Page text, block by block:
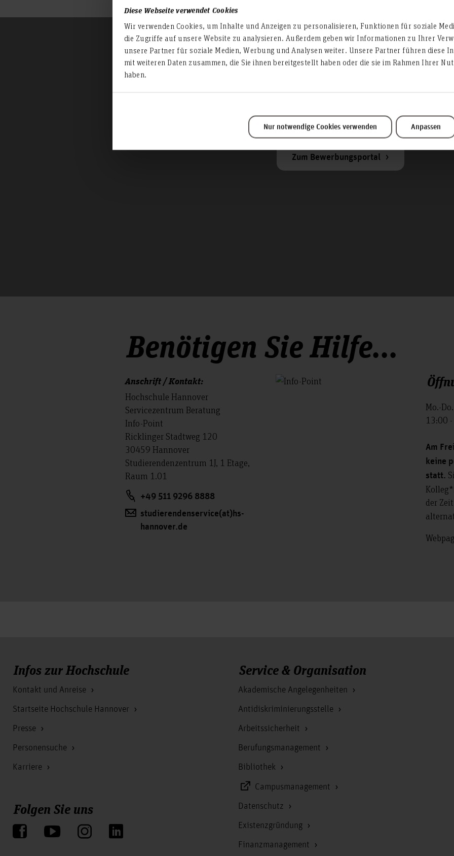
Diese Webseite verwendet Cookies
Wir verwenden Cookies, um Inhalte und Anzeigen zu personalisieren, Funktionen für soziale
die Zugriffe auf unsere Website zu analysieren. Außerdem geben wir Informationen zu Ihrer
unsere Partner für soziale Medien, Werbung und Analysen weiter. Unsere Partner führen diese
mit weiteren Daten zusammen, die Sie ihnen bereitgestellt haben oder die sie im Rahmen Ihrer
haben.
Nur notwendige Cookies verwenden Anpassen
Zum Bewerbungsportal
Benötigen Sie Hilfe...
Anschrift / Kontakt:
Hochschule Hannover
Servicezentrum Beratung
Info-Point
Ricklinger Stadtweg 120
30459 Hannover
Studierendenzentrum 1J, 1 Etage,
Raum 1.01
+49 511 9296 8888
studierendenservice(at)hs-
hannover.de
Mo.-
13:00
Am
keine
statt.
der
Infos zur Hochschule
Kontakt und Anreise
Startseite Hochschule Hannover
Presse
Personensuche
Karriere
Folgen Sie uns
Service & Organisation
Akademische Angelegenheiten
Antidiskriminierungsstelle
Arbeitssicherheit
Berufungsmanagement
Bibliothek
Campusmanagement
Datenschutz
Existenzgründung
Finanzmanagement